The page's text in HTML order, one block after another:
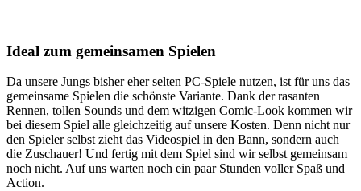
Ideal zum gemeinsamen Spielen
Da unsere Jungs bisher eher selten PC-Spiele nutzen, ist für uns das
gemeinsame Spielen die schönste Variante. Dank der rasanten
Rennen, tollen Sounds und dem witzigen Comic-Look kommen wir
bei diesem Spiel alle gleichzeitig auf unsere Kosten. Denn nicht nur
den Spieler selbst zieht das Videospiel in den Bann, sondern auch
die Zuschauer! Und fertig mit dem Spiel sind wir selbst gemeinsam
noch nicht. Auf uns warten noch ein paar Stunden voller Spaß und
Action.